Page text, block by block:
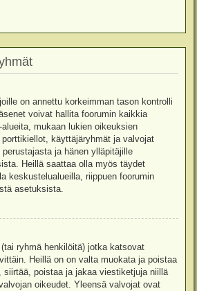
on annettu korkeimman tason kontrolli
voivat hallita foorumin kaikkia
mukaan lukien oikeuksien
käyttäjäryhmät ja valvojat
ja hänen ylläpitäjille
Heillä saattaa olla myös täydet
keskustelualueilla, riippuen foorumin
asetuksista.
ryhmä henkilöitä) jotka katsovat
Heillä on on valta muokata ja poistaa
poistaa ja jakaa viestiketjuja niillä
oikeudet. Yleensä valvojat ovat